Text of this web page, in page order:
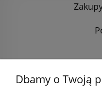
Dbamy o Twoją